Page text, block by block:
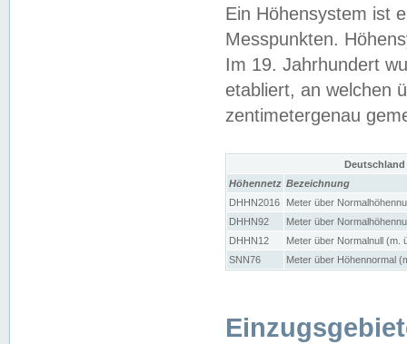
Ein Höhensystem ist
Messpunkten.
Im 19. Jahrhundert
etabliert, an welchen
zentimetergenau
Höhennetz Bezeichnung
DHHN2016
Meter über
DHHN92
Meter über
DHHN12
Meter über Normalnull (m.
SNN76
Meter über Höhennormal